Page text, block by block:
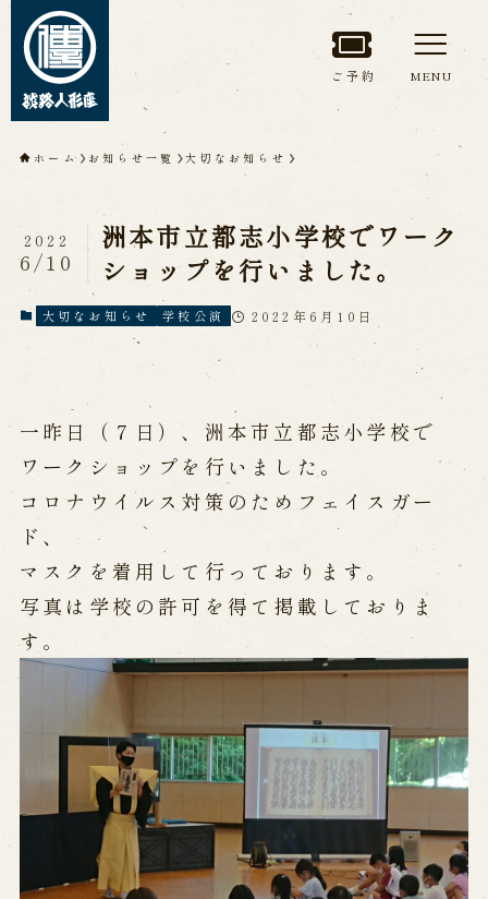
トップページ
淡路人形座について
淡路人形座とは
座員紹介
人間国宝 故鶴澤友路師匠
淡路人形座の成り立ち
淡路人形座で研修した人々
淡路人形浄瑠璃を受け継いで
公演情報
公演カレンダー
開催中の公演
近日開催の公演
出張公演
出張公演
学校公演
海外旅行客向け特別公演「くにうみ」
歴史
淡路島と国生み神話
淡路人形浄瑠璃の歴史
淡路人形独自の演目
淡路人形の広がり
南あわじ市の伝統芸能
ご予約 MENU
ホーム お知らせ一覧 大切なお知らせ
洲本市立都志小学校でワーク
ショップを行いました。
2022
6/10
大切なお知らせ 学校公演 2022年6月10日
一昨日（７日）、洲本市立都志小学校で
ワークショップを行いました。
コロナウイルス対策のためフェイスガー
ド、
マスクを着用して行っております。
写真は学校の許可を得て掲載しておりま
す。